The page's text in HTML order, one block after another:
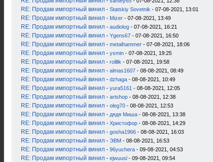
RE: Продам импортный винил - Statskiy Sovetnik - 07-08-2021, 13:01
RE: Продам импортный винил - Mizer - 07-08-2021, 13:49
RE: Продам импортный винил - audiolog - 07-08-2021, 16:21
RE: Продам импортный винил - Ygens67 - 07-08-2021, 16:50
RE: Продам импортный винил - metalhammer - 07-08-2021, 18:06
RE: Продам импортный винил - ysmin - 07-08-2021, 19:25
RE: Продам импортный винил - rolllik - 07-08-2021, 19:58
RE: Продам импортный винил - almas1607 - 08-08-2021, 08:49
RE: Продам импортный винил - dzhaga - 08-08-2021, 10:49
RE: Продам импортный винил - yura5161 - 08-08-2021, 12:05
RE: Продам импортный винил - artshop - 08-08-2021, 12:38
RE: Продам импортный винил - oleg70 - 08-08-2021, 12:53
RE: Продам импортный винил - дядя Миша - 08-08-2021, 13:38
RE: Продам импортный винил - Христофор - 08-08-2021, 14:29
RE: Продам импортный винил - gosha1966 - 08-08-2021, 16:03
RE: Продам импортный винил - ЭВМ - 08-08-2021, 16:53
RE: Продам импортный винил - 96yuchera - 09-08-2021, 04:53
RE: Продам импортный винил - ejwuusl - 09-08-2021, 09:54